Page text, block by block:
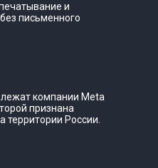
и
письменного
компании Meta
признана
территории России.